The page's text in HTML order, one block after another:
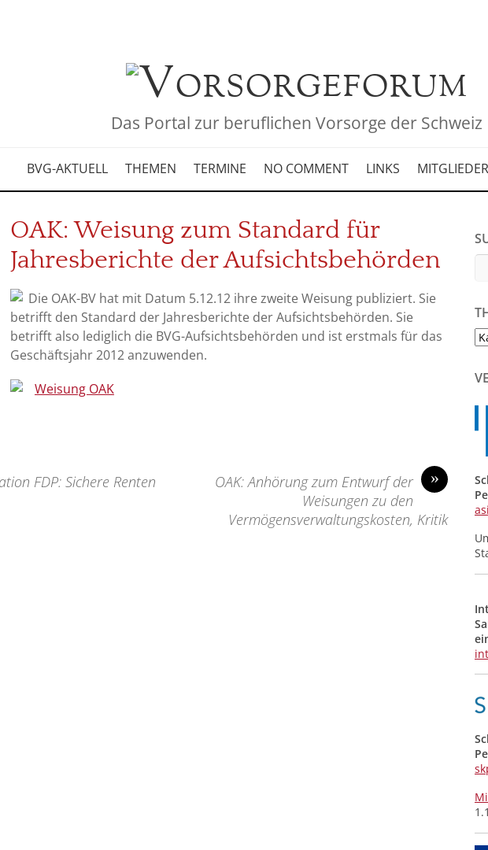
Das Portal zur beruflichen Vorsorge der Schweiz
BVG-AKTUELL THEMEN TERMINE NO COMMENT LINKS MITGLIEDER
OAK: Weisung zum Standard für
Jahresberichte der Aufsichtsbehörden
Die OAK-BV hat mit Datum 5.12.12 ihre zweite Weisung publiziert. Sie
betrifft den Standard der Jahresberichte der Aufsichtsbehörden. Sie
betrifft also lediglich die BVG-Aufsichtsbehörden und ist erstmals für das
Geschäftsjahr 2012 anzuwenden.
Weisung OAK
FDP: Sichere Renten »
OAK: Anhörung zum Entwurf der
Weisungen zu den
Vermögensverwaltungskosten, Kritik